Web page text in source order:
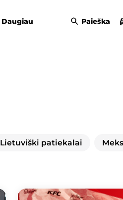
Daugiau Paieška
Lietuviški patiekalai